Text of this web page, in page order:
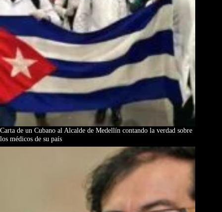
Carta de un Cubano al Alcalde de Medellín contando la verdad sobre
los médicos de su país